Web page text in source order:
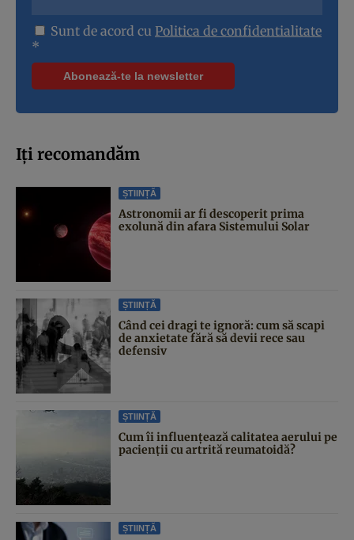
Sunt de acord cu Politica de confidentialitate
*
Iți recomandăm
ȘTIINȚĂ
Astronomii ar fi descoperit prima
exolună din afara Sistemului Solar
ȘTIINȚĂ
Când cei dragi te ignoră: cum să scapi
de anxietate fără să devii rece sau
defensiv
ȘTIINȚĂ
Cum îi influențează calitatea aerului pe
pacienții cu artrită reumatoidă?
ȘTIINȚĂ